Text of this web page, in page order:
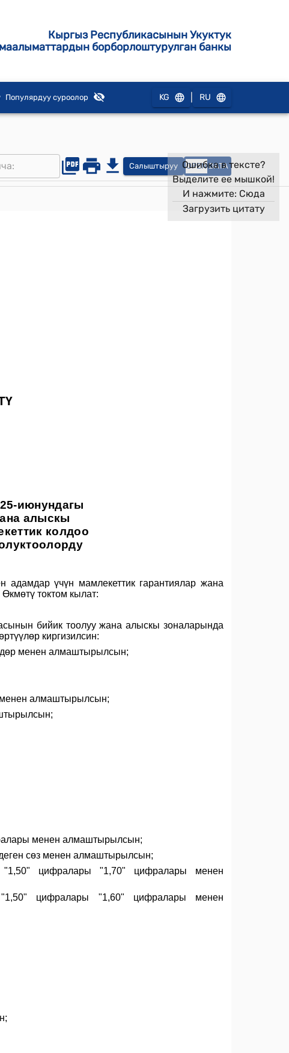
Кыргыз Республикасынын Укуктук
маалыматтардын борборлоштурулган банкы
Популярдуу суроолор KG RU
Салыштыруу OPEN DATA
Ошибка в тексте?
Выделите ее мышкой!
И нажмите: Сюда
Загрузить цитату